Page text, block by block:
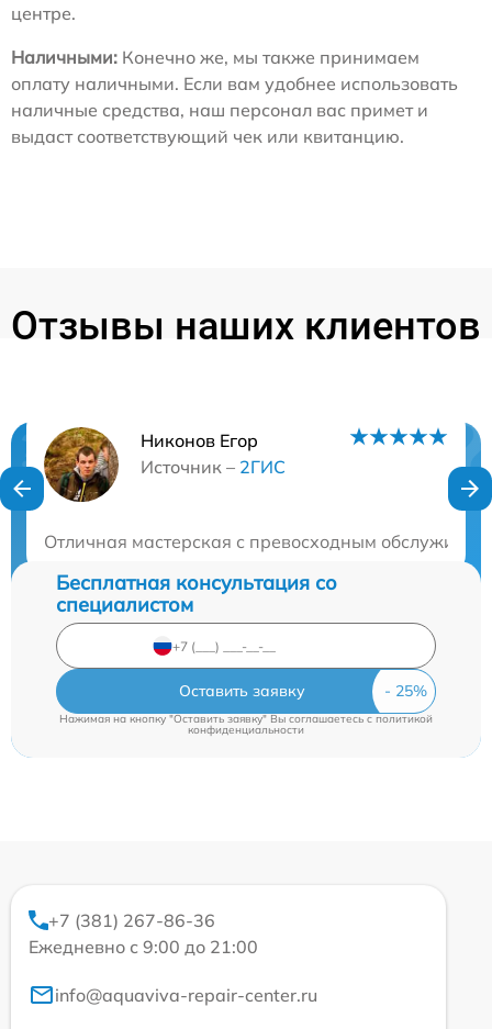
центре.
Наличными: Конечно же, мы также принимаем
оплату наличными. Если вам удобнее использовать
наличные средства, наш персонал вас примет и
выдаст соответствующий чек или квитанцию.
Отзывы наших клиентов
Никонов Егор
Источник – 2ГИС
Отличная мастерская с превосходным
Нужна консультация?
Бесплатная консультация со
специалистом
Оставить заявку
Нажимая на кнопку "Оставить заявку" Вы соглашаетесь c политикой
конфиденциальности
+7 (381) 267-86-36
Ежедневно с 9:00 до 21:00
info@aquaviva-repair-center.ru